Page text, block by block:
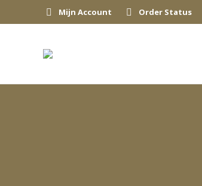
Mijn Account Order Status